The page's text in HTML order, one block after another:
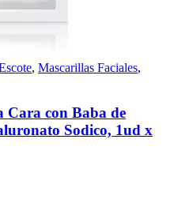
, Mascarillas Faciales,
Cara con Baba de
Sodico, 1ud x